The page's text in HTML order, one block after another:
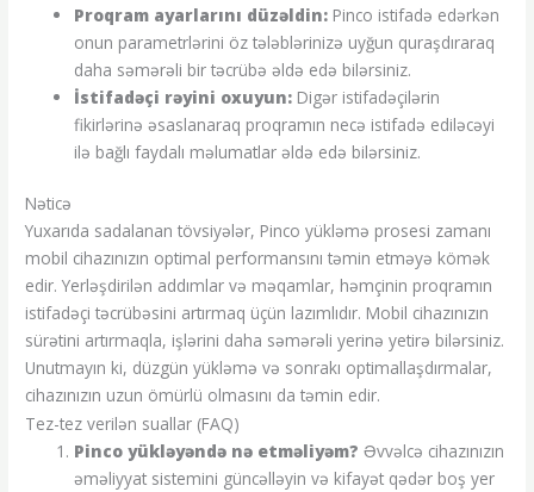
Proqram ayarlarını düzəldin: Pinco istifadə edərkən
onun parametrlərini öz tələblərinizə uyğun quraşdıraraq
daha səmərəli bir təcrübə əldə edə bilərsiniz.
İstifadəçi rəyini oxuyun: Digər istifadəçilərin
fikirlərinə əsaslanaraq proqramın necə istifadə ediləcəyi
ilə bağlı faydalı məlumatlar əldə edə bilərsiniz.
Nəticə
Yuxarıda sadalanan tövsiyələr, Pinco yükləmə prosesi zamanı
mobil cihazınızın optimal performansını təmin etməyə kömək
edir. Yerləşdirilən addımlar və məqamlar, həmçinin proqramın
istifadəçi təcrübəsini artırmaq üçün lazımlıdır. Mobil cihazınızın
sürətini artırmaqla, işlərini daha səmərəli yerinə yetirə bilərsiniz.
Unutmayın ki, düzgün yükləmə və sonrakı optimallaşdırmalar,
cihazınızın uzun ömürlü olmasını da təmin edir.
Tez-tez verilən suallar (FAQ)
Pinco yükləyəndə nə etməliyəm? Əvvəlcə cihazınızın
əməliyyat sistemini güncəlləyin və kifayət qədər boş yer